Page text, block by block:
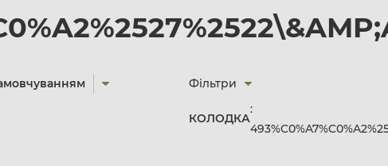
Фільтри
КОЛОДКА
: